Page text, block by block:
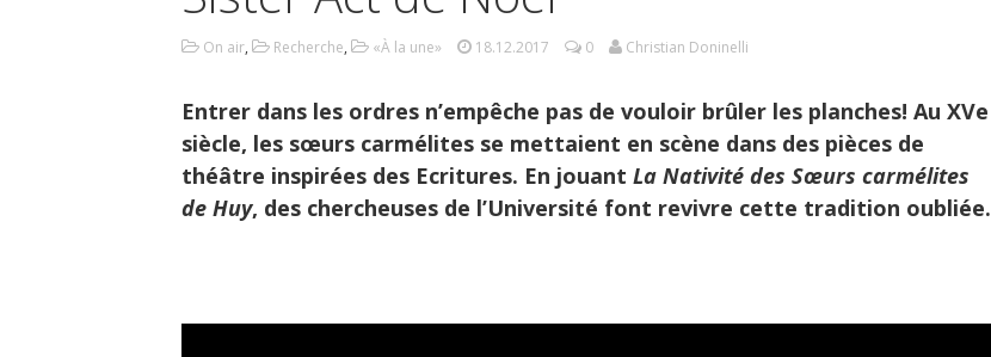
On air, Recherche, «À la une» 18.12.2017 0 Christian Doninelli
Entrer dans les ordres n’empêche pas de vouloir brûler les planches! Au XVe
siècle, les sœurs carmélites se mettaient en scène dans des pièces de
théâtre inspirées des Ecritures. En jouant La Nativité des Sœurs carmélites
de Huy, des chercheuses de l’Université font revivre cette tradition oubliée.